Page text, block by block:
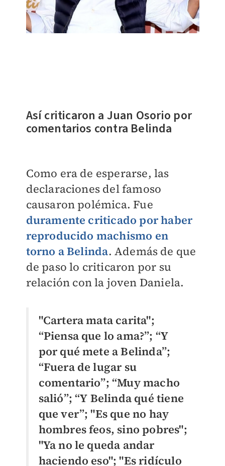
Así criticaron a Juan Osorio por
comentarios contra Belinda
Como era de esperarse, las
declaraciones del famoso
causaron polémica. Fue
duramente criticado por haber
reproducido machismo en
torno a Belinda. Además de que
de paso lo criticaron por su
relación con la joven Daniela.
"Cartera mata carita";
“Piensa que lo ama?”; “Y
por qué mete a Belinda”;
“Fuera de lugar su
comentario”; “Muy macho
salió”; “Y Belinda qué tiene
que ver”; "Es que no hay
hombres feos, sino pobres";
"Ya no le queda andar
haciendo eso"; "Es ridículo